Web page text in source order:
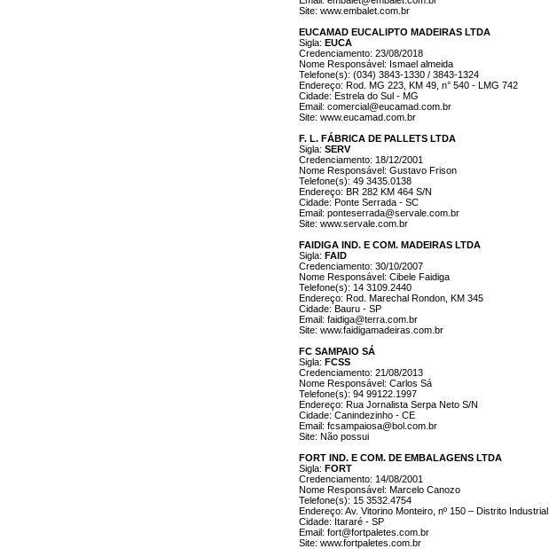
Site: www.embalet.com.br
EUCAMAD EUCALIPTO MADEIRAS LTDA
Sigla: EUCA
Credenciamento: 23/08/2018
Nome Responsável: Ismael almeida
Telefone(s): (034) 3843-1330 / 3843-1324
Endereço: Rod. MG 223, KM 49, n° 540 - LMG 742
Cidade: Estrela do Sul - MG
Email: comercial@eucamad.com.br
Site: www.eucamad.com.br
F. L. FÁBRICA DE PALLETS LTDA
Sigla: SERV
Credenciamento: 18/12/2001
Nome Responsável: Gustavo Frison
Telefone(s): 49 3435.0138
Endereço: BR 282 KM 464 S/N
Cidade: Ponte Serrada - SC
Email: ponteserrada@servale.com.br
Site: www.servale.com.br
FAIDIGA IND. E COM. MADEIRAS LTDA
Sigla: FAID
Credenciamento: 30/10/2007
Nome Responsável: Cibele Faidiga
Telefone(s): 14 3109.2440
Endereço: Rod. Marechal Rondon, KM 345
Cidade: Bauru - SP
Email: faidiga@terra.com.br
Site: www.faidigamadeiras.com.br
FC SAMPAIO SÁ
Sigla: FCSS
Credenciamento: 21/08/2013
Nome Responsável: Carlos Sá
Telefone(s): 94 99122.1997
Endereço: Rua Jornalista Serpa Neto S/N
Cidade: Canindezinho - CE
Email: fcsampaiosa@bol.com.br
Site: Não possui
FORT IND. E COM. DE EMBALAGENS LTDA
Sigla: FORT
Credenciamento: 14/08/2001
Nome Responsável: Marcelo Canozo
Telefone(s): 15 3532.4754
Endereço: Av. Vitorino Monteiro, nº 150 – Distrito Industrial
Cidade: Itararé - SP
Email: fort@fortpaletes.com.br
Site: www.fortpaletes.com.br